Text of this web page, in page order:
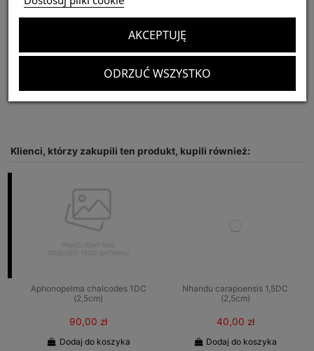
Polecany dla:
początkujących hodowców
Optymalny rozmiar terrarium:
30x30x20
CITES:
nie podlega
Klienci, którzy zakupili ten produkt, kupili również:
Aphonopelma chalcodes 1DC
(2,5cm)
90,00 zł
Dodaj do koszyka
Nhandu carapoensis 1,5DC
(2,5cm)
40,00 zł
Dodaj do koszyka
ODRZUĆ WSZYSTKO
AKCEPTUJĘ